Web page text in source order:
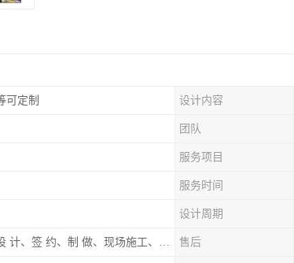
可定制 设计内容
团队
服务项目
服务时间
设计周期
项目接洽、设 计、签 约、制 做、现场施工、展期服务、后续跟踪 售后